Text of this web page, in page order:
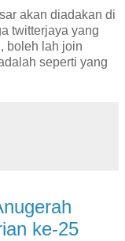
akan diadakan di
twitterjaya yang
boleh lah join
seperti yang
ke-25